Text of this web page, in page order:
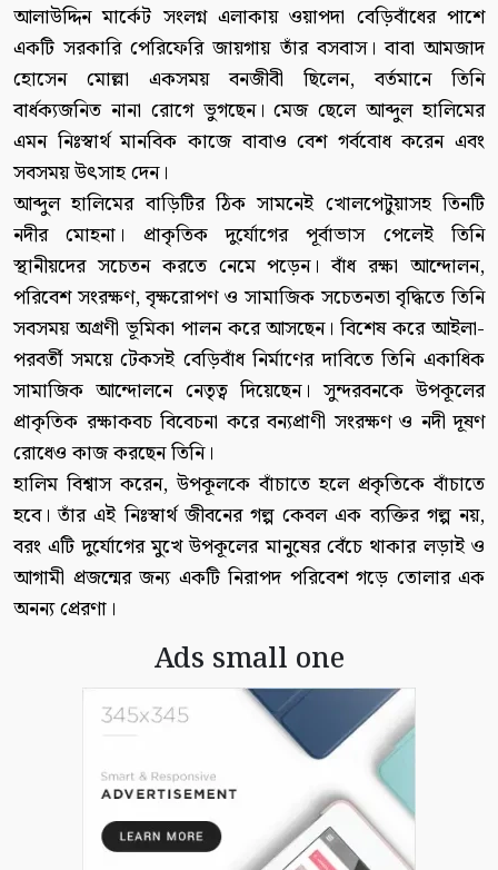
আলাউদ্দিন মার্কেট সংলগ্ন এলাকায় ওয়াপদা বেড়িবাঁধের পাশে
একটি সরকারি পেরিফেরি জায়গায় তাঁর বসবাস। বাবা আমজাদ
হোসেন মোল্লা একসময় বনজীবী ছিলেন, বর্তমানে তিনি
বার্ধক্যজনিত নানা রোগে ভুগছেন। মেজ ছেলে আব্দুল হালিমের
এমন নিঃস্বার্থ মানবিক কাজে বাবাও বেশ গর্ববোধ করেন এবং
সবসময় উৎসাহ দেন।
আব্দুল হালিমের বাড়িটির ঠিক সামনেই খোলপেটুয়াসহ তিনটি
নদীর মোহনা। প্রাকৃতিক দুর্যোগের পূর্বাভাস পেলেই তিনি
স্থানীয়দের সচেতন করতে নেমে পড়েন। বাঁধ রক্ষা আন্দোলন,
পরিবেশ সংরক্ষণ, বৃক্ষরোপণ ও সামাজিক সচেতনতা বৃদ্ধিতে তিনি
সবসময় অগ্রণী ভূমিকা পালন করে আসছেন। বিশেষ করে আইলা-
পরবর্তী সময়ে টেকসই বেড়িবাঁধ নির্মাণের দাবিতে তিনি একাধিক
সামাজিক আন্দোলনে নেতৃত্ব দিয়েছেন। সুন্দরবনকে উপকূলের
প্রাকৃতিক রক্ষাকবচ বিবেচনা করে বন্যপ্রাণী সংরক্ষণ ও নদী দূষণ
রোধেও কাজ করছেন তিনি।
হালিম বিশ্বাস করেন, উপকূলকে বাঁচাতে হলে প্রকৃতিকে বাঁচাতে
হবে। তাঁর এই নিঃস্বার্থ জীবনের গল্প কেবল এক ব্যক্তির গল্প নয়,
বরং এটি দুর্যোগের মুখে উপকূলের মানুষের বেঁচে থাকার লড়াই ও
আগামী প্রজন্মের জন্য একটি নিরাপদ পরিবেশ গড়ে তোলার এক
অনন্য প্রেরণা।
Ads small one